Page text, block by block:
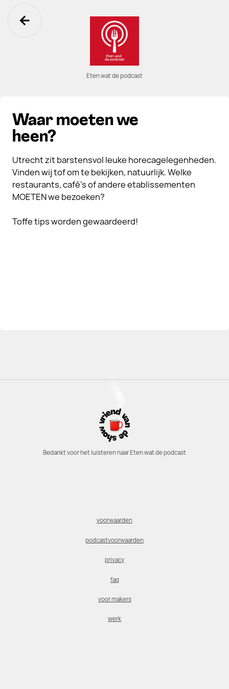
Ga terug
Eten wat de podcast
Waar moeten we
heen?
Utrecht zit barstensvol leuke horecagelegenheden.
Vinden wij tof om te bekijken, natuurlijk. Welke
restaurants, café's of andere etablissementen
MOETEN we bezoeken?
Toffe tips worden gewaardeerd!
Bedankt voor het luisteren naar Eten wat de podcast
voorwaarden
podcastvoorwaarden
privacy
faq
voor makers
werk